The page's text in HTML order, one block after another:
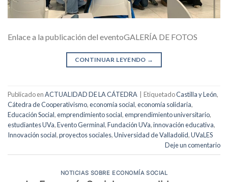
Enlace a la publicación del eventoGALERÍA DE FOTOS
CONTINUAR LEYENDO →
Publicado enACTUALIDAD DE LA CÁTEDRA EtiquetadoCastilla y León,
Cátedra de Cooperativismo,economía social,economía solidaria,
Educación Social,emprendimiento social,emprendimiento universitario,
estudiantes UVa,Evento Germinal,Fundación UVa,innovación educativa,
Innovación social,proyectos sociales,Universidad de Valladolid,UVaLES
Deje un comentario
NOTICIAS SOBRE ECONOMÍA SOCIAL